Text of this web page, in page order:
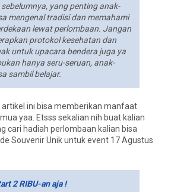
yang penting anak-
mengenal tradisi dan memahami
lewat perlombaan. Jangan
protokol kesehatan dan
untuk upacara bendera juga ya
hanya seru-seruan, anak-
sambil belajar.
artikel ini bisa memberikan manfaat
yaa. Etsss sekalian nih buat kalian
cari hadiah perlombaan kalian bisa
Souvenir Unik untuk event 17 Agustus
2 RIBU-an aja !